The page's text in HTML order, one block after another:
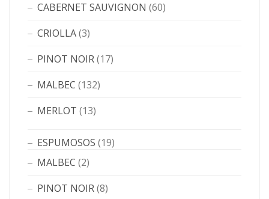
CABERNET SAUVIGNON (60)
CRIOLLA(3)
PINOT NOIR(17)
MALBEC (132)
MERLOT (13)
ESPUMOSOS (19)
MALBEC (2)
PINOT NOIR(8)